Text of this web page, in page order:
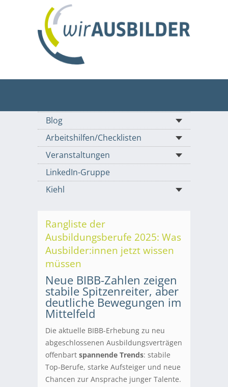
Blog
Arbeitshilfen/Checklisten
Veranstaltungen
LinkedIn-Gruppe
Kiehl
Rangliste der
Ausbildungsberufe 2025: Was
Ausbilder:innen jetzt wissen
müssen
Neue BIBB-Zahlen zeigen
stabile Spitzenreiter, aber
deutliche Bewegungen im
Mittelfeld
Die aktuelle BIBB-Erhebung zu neu
abgeschlossenen Ausbildungsverträgen
offenbart spannende Trends: stabile
Top‑Berufe, starke Aufsteiger und neue
Chancen zur Ansprache junger Talente.